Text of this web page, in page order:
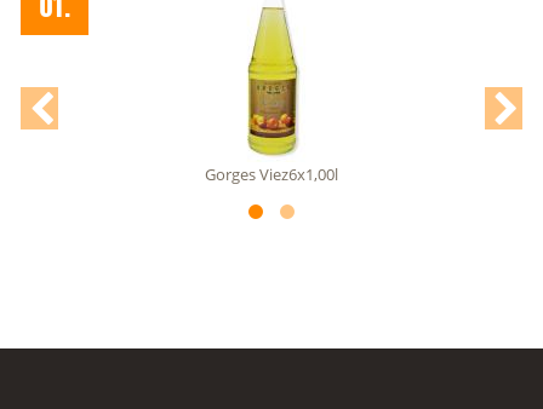
Gorges Viez6x1,00l